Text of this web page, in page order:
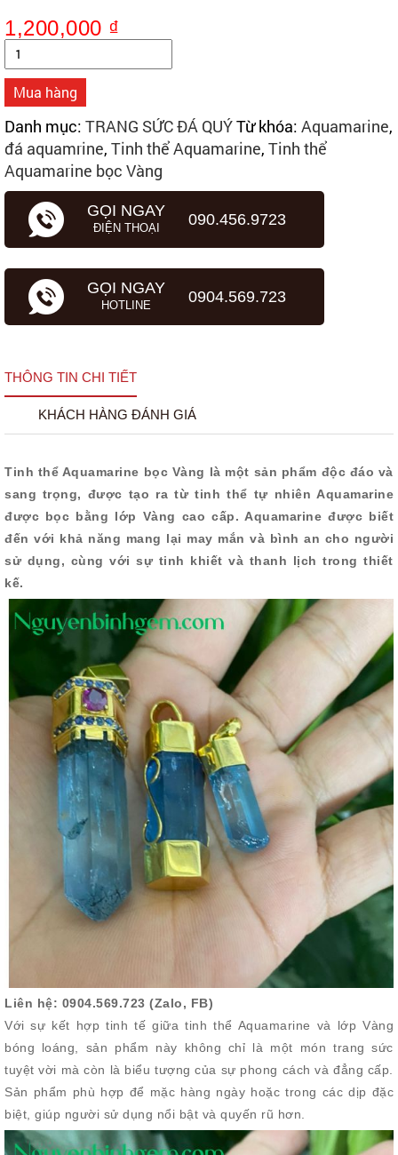
1,200,000 ₫
lượng
Mua hàng
Danh mục: TRANG SỨC ĐÁ QUÝTừ khóa: Aquamarine,
đá aquamrine, Tinh thể Aquamarine, Tinh thể
Aquamarine bọc Vàng
GỌI NGAY
ĐIỆN THOẠI 090.456.9723
GỌI NGAY
HOTLINE 0904.569.723
THÔNG TIN CHI TIẾT
KHÁCH HÀNG ĐÁNH GIÁ
Tinh thể Aquamarine bọc Vàng là một sản phẩm độc đáo và
sang trọng, được tạo ra từ tinh thể tự nhiên Aquamarine
được bọc bằng lớp Vàng cao cấp. Aquamarine được biết
đến với khả năng mang lại may mắn và bình an cho người
sử dụng, cùng với sự tinh khiết và thanh lịch trong thiết
kế.
Liên hệ: 0904.569.723 (Zalo, FB)
Với sự kết hợp tinh tế giữa tinh thể Aquamarine và lớp Vàng
bóng loáng, sản phẩm này không chỉ là một món trang sức
tuyệt vời mà còn là biểu tượng của sự phong cách và đẳng cấp.
Sản phẩm phù hợp để mặc hàng ngày hoặc trong các dịp đặc
biệt, giúp người sử dụng nổi bật và quyến rũ hơn.